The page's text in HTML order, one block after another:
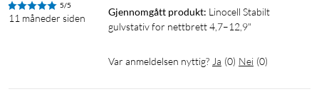
5/5
11 måneder siden
Gjennomgått produkt: Linocell Stabilt
gulvstativ for nettbrett 4,7–12,9"
Var anmeldelsen nyttig? Ja (0) Nei (0)